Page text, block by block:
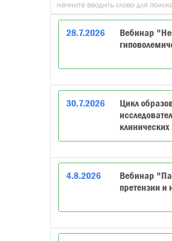
28.7.2026
Вебинар
30.7.2026
Цикл
4.8.2026
Вебинар
претензии и